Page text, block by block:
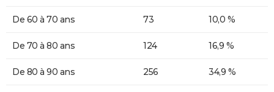
De 60 à 70 ans 73 10,0 %
De 70 à 80 ans 124 16,9 %
De 80 à 90 ans 256 34,9 %